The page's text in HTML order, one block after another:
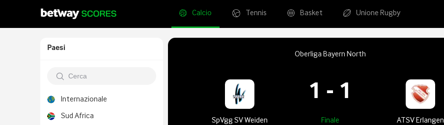
Calcio Tennis Basket Unione Rugby
Paesi
Internazionale
Sud Africa
Oberliga Bayern North
SpVgg SV Weiden
1 - 1
Finale ATSV Erlangen